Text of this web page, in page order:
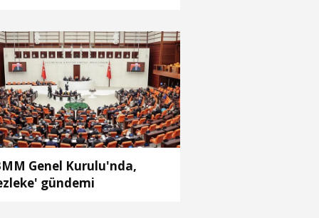
Genel Kurulu'nda,
gündemi